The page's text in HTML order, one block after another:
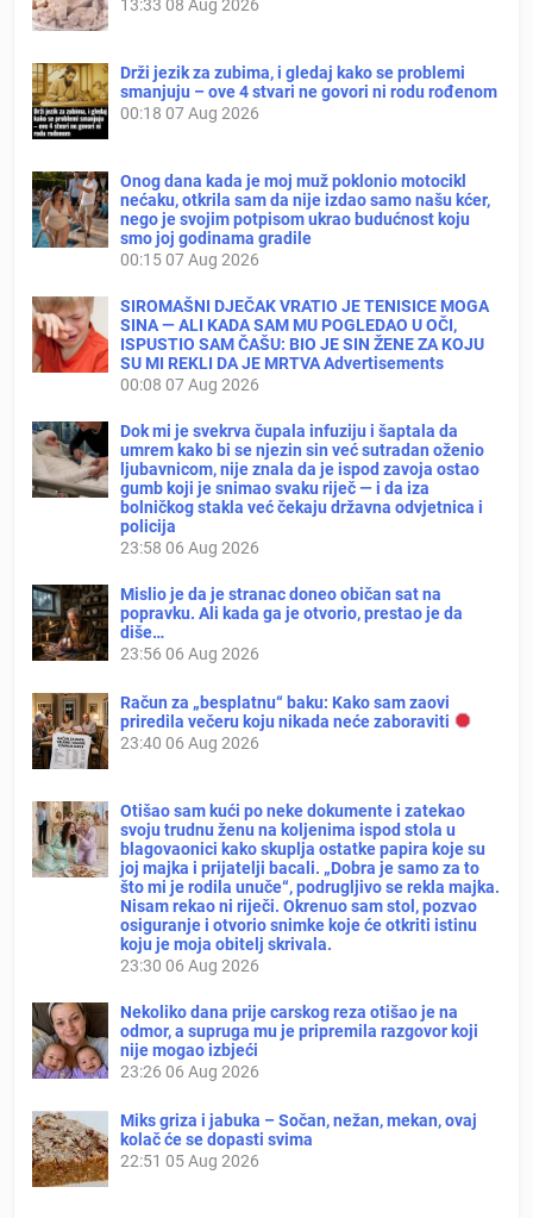
13:33 08 Aug 2026
Drži jezik za zubima, i gledaj kako se problemi
smanjuju – ove 4 stvari ne govori ni rodu rođenom
00:18 07 Aug 2026
Onog dana kada je moj muž poklonio motocikl
nećaku, otkrila sam da nije izdao samo našu kćer,
nego je svojim potpisom ukrao budućnost koju
smo joj godinama gradile
00:1507 Aug 2026
SIROMAŠNI DJEČAK VRATIO JE TENISICE MOGA
SINA — ALI KADA SAM MU POGLEDAO U OČI,
ISPUSTIO SAM ČAŠU: BIO JE SIN ŽENE ZA KOJU
SU MI REKLI DA JE MRTVA Advertisements
00:08 07 Aug 2026
Dok mi je svekrva čupala infuziju i šaptala da
umrem kako bi se njezin sin već sutradan oženio
ljubavnicom, nije znala da je ispod zavoja ostao
gumb koji je snimao svaku riječ — i da iza
bolničkog stakla već čekaju državna odvjetnica i
policija
23:58 06 Aug 2026
Mislio je da je stranac doneo običan sat na
popravku. Ali kada ga je otvorio, prestao je da
diše…
23:56 06 Aug 2026
Račun za „besplatnu“ baku: Kako sam zaovi
priredila večeru koju nikada neće zaboraviti
23:40 06 Aug 2026
Otišao sam kući po neke dokumente i zatekao
svoju trudnu ženu na koljenima ispod stola u
blagovaonici kako skuplja ostatke papira koje su
joj majka i prijatelji bacali. „Dobra je samo za to
što mi je rodila unuče“, podrugljivo se rekla majka.
Nisam rekao ni riječi. Okrenuo sam stol, pozvao
osiguranje i otvorio snimke koje će otkriti istinu
koju je moja obitelj skrivala.
23:30 06 Aug 2026
Nekoliko dana prije carskog reza otišao je na
odmor, a supruga mu je pripremila razgovor koji
nije mogao izbjeći
23:26 06 Aug 2026
Miks griza i jabuka – Sočan, nežan, mekan, ovaj
kolač će se dopasti svima
22:51 05 Aug 2026